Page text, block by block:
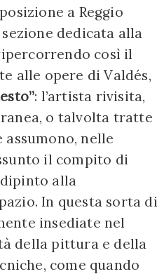
a Reggio
dedicata alla
così il
alle opere di Valdés,
: l’artista rivisita,
o talvolta tratte
nelle
il compito di
alla
In questa sorta di
insediate nel
della pittura e della
come quando